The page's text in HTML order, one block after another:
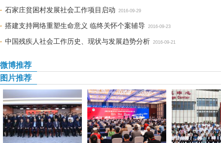
石家庄贫困村发展社会工作项目启动 2016-09-29
搭建支持网络重塑生命意义 临终关怀个案辅导 2016-09-23
中国残疾人社会工作历史、现状与发展趋势分析 2016-09-21
微博推荐
图片推荐